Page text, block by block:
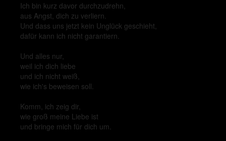
Ich bin kurz davor durchzudrehn,
aus Angst, dich zu verliern.
Und dass uns jetzt kein Unglück geschieht,
dafür kann ich nicht garantiern.
Und alles nur,
weil ich dich liebe
und ich nicht weiß,
wie ich's beweisen soll.
Komm, ich zeig dir,
wie groß meine Liebe ist
und bringe mich für dich um.